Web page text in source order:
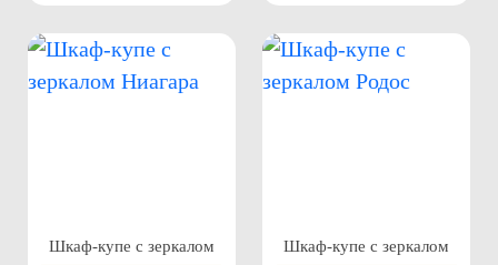
Шкаф-купе с зеркалом Шкаф-купе с зеркалом